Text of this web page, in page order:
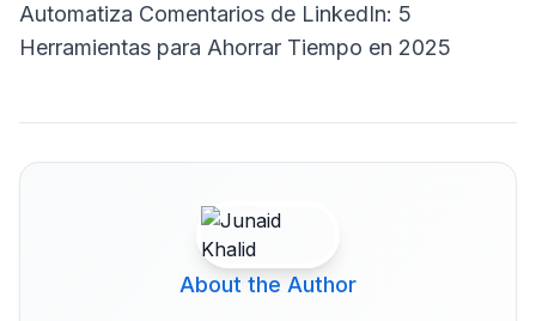
Automatiza Comentarios de LinkedIn: 5
Herramientas para Ahorrar Tiempo en 2025
About the Author